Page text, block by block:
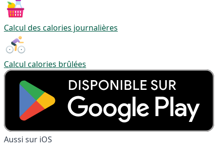
Calcul des calories journalières
Calcul calories brûlées
Aussi sur iOS